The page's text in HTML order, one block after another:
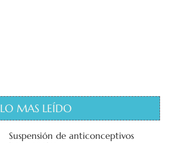
LO MAS LEÍDO
Suspensión de anticonceptivos